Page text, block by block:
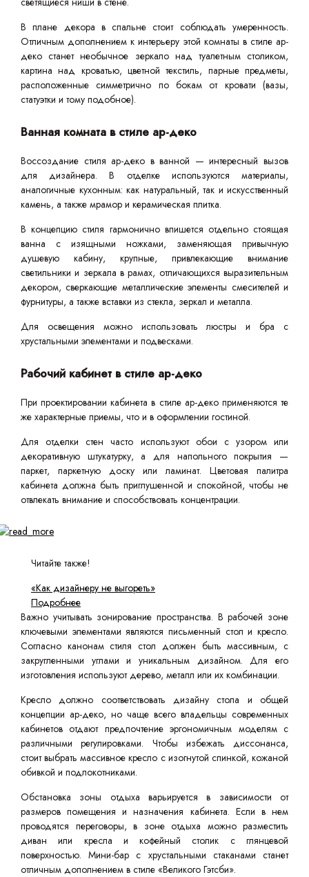
В плане декора в спальне стоит соблюдать умеренность.
Отличным дополнением к интерьеру этой комнаты в стиле ар-
деко станет необычное зеркало над туалетным столиком,
картина над кроватью, цветной текстиль, парные предметы,
расположенные симметрично по бокам от кровати (вазы,
статуэтки и тому подобное).
Ванная комната в стиле ар-деко
Воссоздание стиля ар-деко в ванной — интересный вызов
для дизайнера. В отделке используются материалы,
аналогичные кухонным: как натуральный, так и искусственный
камень, а также мрамор и керамическая плитка.
В концепцию стиля гармонично впишется отдельно стоящая
ванна с изящными ножками, заменяющая привычную
душевую кабину, крупные, привлекающие внимание
светильники и зеркала в рамах, отличающихся выразительным
декором, сверкающие металлические элементы смесителей и
фурнитуры, а также вставки из стекла, зеркал и металла.
Для освещения можно использовать люстры и бра с
хрустальными элементами и подвесками.
Рабочий кабинет в стиле ар-деко
При проектировании кабинета в стиле ар-деко применяются те
же характерные приемы, что и в оформлении гостиной.
Для отделки стен часто используют обои с узором или
декоративную штукатурку, а для напольного покрытия —
паркет, паркетную доску или ламинат. Цветовая палитра
кабинета должна быть приглушенной и спокойной, чтобы не
отвлекать внимание и способствовать концентрации.
Читайте также!
«Как дизайнеру не выгореть»
Подробнее
Важно учитывать зонирование пространства. В рабочей зоне
ключевыми элементами являются письменный стол и кресло.
Согласно канонам стиля стол должен быть массивным, с
закругленными углами и уникальным дизайном. Для его
изготовления используют дерево, металл или их комбинации.
Кресло должно соответствовать дизайну стола и общей
концепции ар-деко, но чаще всего владельцы современных
кабинетов отдают предпочтение эргономичным моделям с
различными регулировками. Чтобы избежать диссонанса,
стоит выбрать массивное кресло с изогнутой спинкой, кожаной
обивкой и подлокотниками.
Обстановка зоны отдыха варьируется в зависимости от
размеров помещения и назначения кабинета. Если в нем
проводятся переговоры, в зоне отдыха можно разместить
диван или кресла и кофейный столик с глянцевой
поверхностью. Мини-бар с хрустальными стаканами станет
отличным дополнением в стиле «Великого Гэтсби».